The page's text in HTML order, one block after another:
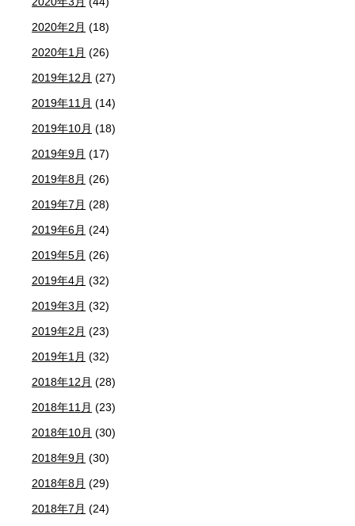
2020年2月 (18)
2020年1月 (26)
2019年12月 (27)
2019年11月 (14)
2019年10月 (18)
2019年9月 (17)
2019年8月 (26)
2019年7月 (28)
2019年6月 (24)
2019年5月 (26)
2019年4月 (32)
2019年3月 (32)
2019年2月 (23)
2019年1月 (32)
2018年12月 (28)
2018年11月 (23)
2018年10月 (30)
2018年9月 (30)
2018年8月 (29)
2018年7月 (24)